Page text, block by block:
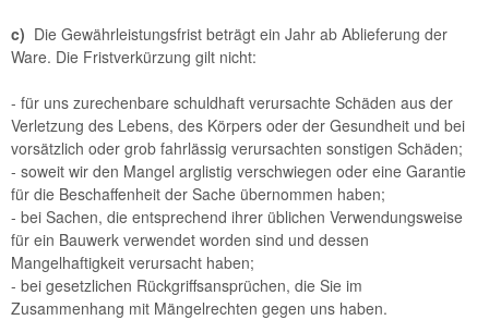
c) Die Gewährleistungsfrist beträgt ein Jahr ab Ablieferung der
Ware. Die Fristverkürzung gilt nicht:
- für uns zurechenbare schuldhaft verursachte Schäden aus der
Verletzung des Lebens, des Körpers oder der Gesundheit und bei
vorsätzlich oder grob fahrlässig verursachten sonstigen Schäden;
- soweit wir den Mangel arglistig verschwiegen oder eine Garantie
für die Beschaffenheit der Sache übernommen haben;
- bei Sachen, die entsprechend ihrer üblichen Verwendungsweise
für ein Bauwerk verwendet worden sind und dessen
Mangelhaftigkeit verursacht haben;
- bei gesetzlichen Rückgriffsansprüchen, die Sie im
Zusammenhang mit Mängelrechten gegen uns haben.